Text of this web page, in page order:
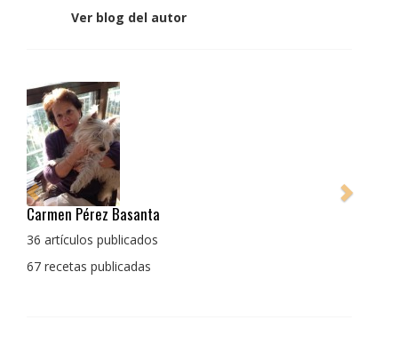
Ver blog del autor
Pedro Manuel Collado Cruz
La cocina para mi es producto bien tratado sin
con un toque diferente